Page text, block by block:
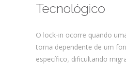
Tecnológico
O lock-in ocorre quando
torna dependente de um
específico, dificultando